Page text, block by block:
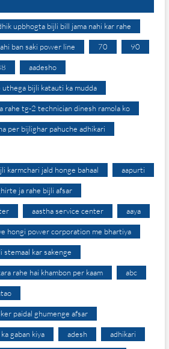
upbhogta bijli bill jama nahi kar rahe
ban saki power line 70 90
aadesho
bijli katauti ka mudda
rahe tg-2 technician dinesh ramola ko
per bijlighar pahuche adhikari
karmchari jald honge bahaal aapurti
ja rahe bijli afsar
aastha service center aaya
hongi power corporation me bhartiya
kar sakenge
rahe hai khambon per kaam abc
paidal ghumenge afsar
gaban kiya adesh adhikari